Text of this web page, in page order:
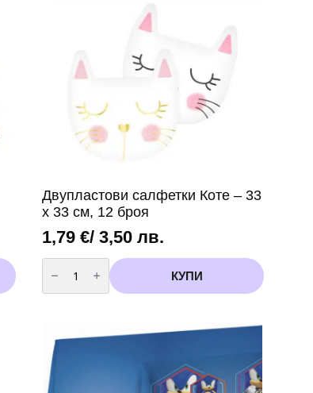
Двупластови салфетки Коте – 33
х 33 см, 12 броя
1,79€/ 3,50 лв.
количество
за
Двупластови
салфетки
33
см,
12
броя
КУПИ